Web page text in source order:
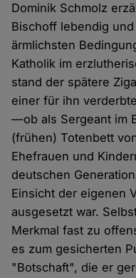
Dominik Schmolz
Bischoff lebendig
ärmlichsten
Katholik im
stand der spätere
einer für ihn
— ob als Sergeant im
(frühen) Totenbett
Ehefrauen und
deutschen
Einsicht der eigenen
ausgesetzt war.
Merkmal fast zu
es zum gesicherten
"Botschaft", die er